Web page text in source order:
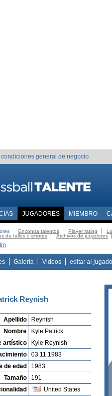
condiciones general de negocio
JUGADORES MIEMBRO
Encontra talentos Player rating
de fallos o errores Archivos de jugadores
Galeria Videos editar al
Reynish
Apellido
Reynish
Nombre
Kyle Patrick
artístico
Kyle Reynish
03.11.1983
de edad
1983
Tamaño
191
United States